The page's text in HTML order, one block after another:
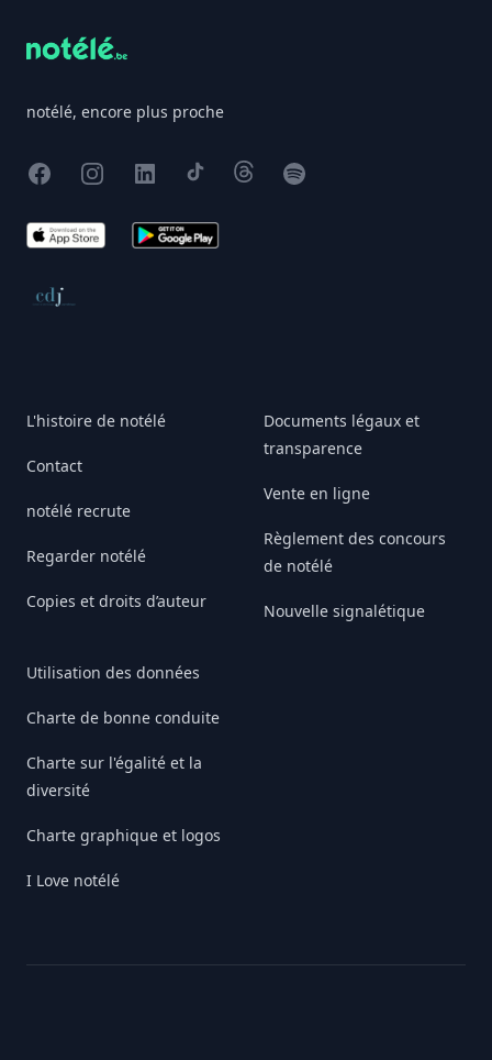
notélé, encore plus proche
FacebookInstagram
X TikTokThreadsSpotify
App Store Google Play
Conseil de déontologie journalistique
L'histoire de notélé
Contact
notélé recrute
Regarder notélé
Copies et droits d’auteur
Utilisation des données
Charte de bonne conduite
Charte sur l'égalité et la
diversité
Charte graphique et logos
I Love notélé
Documents légaux et
transparence
Vente en ligne
Règlement des concours
de notélé
Nouvelle signalétique